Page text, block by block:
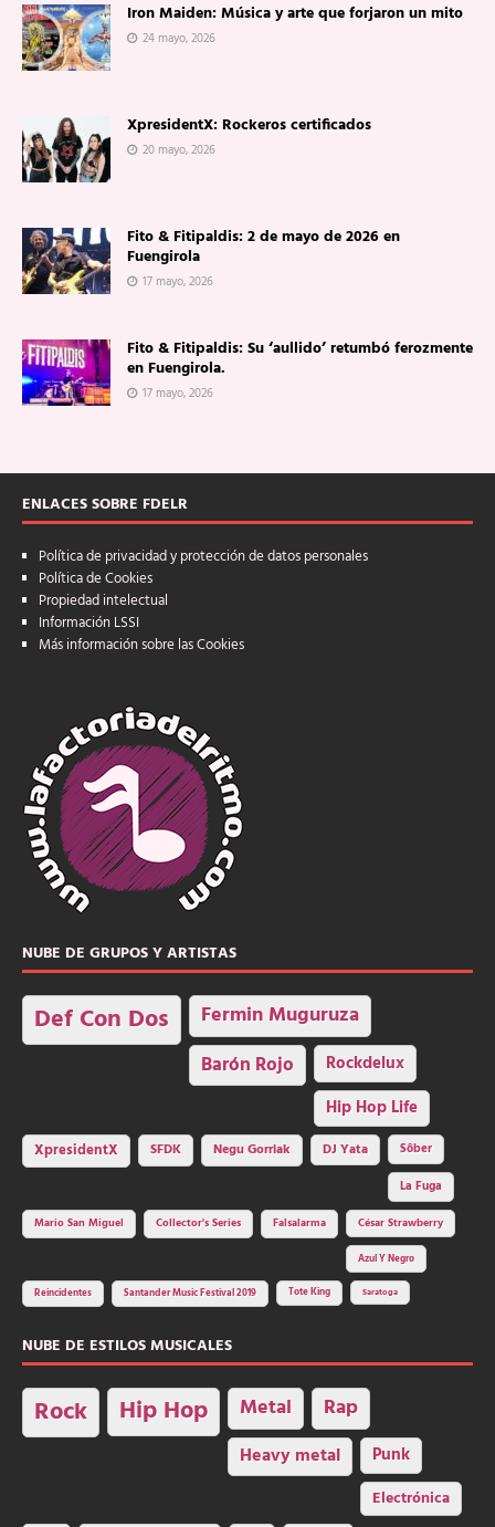
Iron Maiden: Música y arte que forjaron un mito
24 mayo, 2026
XpresidentX: Rockeros certificados
20 mayo, 2026
Fito & Fitipaldis: 2 de mayo de 2026 en
Fuengirola
17 mayo, 2026
Fito & Fitipaldis: Su ‘aullido’ retumbó ferozmente
en Fuengirola.
17 mayo, 2026
ENLACES SOBRE FDELR
Política de privacidad y protección de datos personales
Política de Cookies
Propiedad intelectual
Información LSSI
Más información sobre las Cookies
NUBE DE GRUPOS Y ARTISTAS
Def Con Dos Fermin Muguruza
Barón Rojo Rockdelux
Hip Hop Life
XpresidentX SFDK Negu Gorriak DJ Yata
Sôber
La Fuga
Mario San Miguel
Collector's Series Falsalarma César Strawberry
Azul Y Negro
Reincidentes Santander Music Festival 2019 Tote King Saratoga
NUBE DE ESTILOS MUSICALES
Rock Hip Hop Metal Rap
Heavy metal Punk
Electrónica